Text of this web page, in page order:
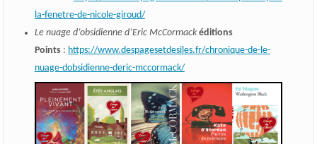
la-fenetre-de-nicole-giroud/
Le nuage d’obsidienne d’Eric McCormack éditions
Points : https://www.despagesetdesiles.fr/chronique-de-le-
nuage-dobsidienne-deric-mccormack/